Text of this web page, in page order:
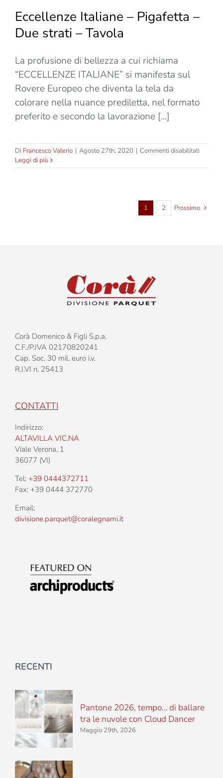
Eccellenze Italiane – Pigafetta –
Due strati – Tavola
La profusione di bellezza a cui richiama
“ECCELLENZE ITALIANE” si manifesta sul
Rovere Europeo che diventa la tela da
colorare nella nuance prediletta, nel formato
preferito e secondo la lavorazione [...]
Di Francesco Valerio | Agosto 27th, 2020 | Commenti disabilitati
Italiane
Due
Leggi di più
1 2 Prossimo
Corà Domenico & Figli S.p.a.
C.F./P.IVA 02170820241
Cap. Soc. 30 mil. euro i.v.
R.I.VI n. 25413
CONTATTI
Indirizzo:
ALTAVILLA VIC.NA
Viale Verona, 1
36077 (VI)
Tel: +39 0444372711
Fax: +39 0444 372770
Email:
divisione.parquet@coralegnami.it
RECENTI
Pantone 2026, tempo… di ballare
tra le nuvole con Cloud Dancer
Maggio 29th, 2026